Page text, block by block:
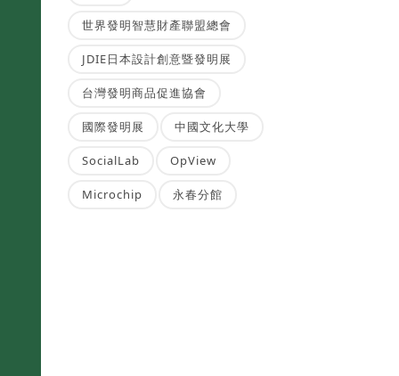
世界發明智慧財產聯盟總會
JDIE日本設計創意暨發明展
台灣發明商品促進協會
國際發明展 中國文化大學
SocialLab OpView
Microchip 永春分館